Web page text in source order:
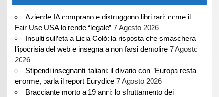
Aziende IA comprano e distruggono libri rari: come il
Fair Use USA lo rende “legale” 7 Agosto 2026
Insulti sull’età a Licia Colò: la risposta che smaschera
l’ipocrisia del web e insegna a non farsi demolire 7 Agosto
2026
Stipendi insegnanti italiani: il divario con l’Europa resta
enorme, parla il report Eurydice 7 Agosto 2026
Bracciante morto a 19 anni: lo sfruttamento dei